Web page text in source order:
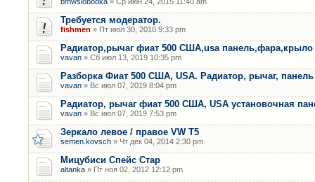
Требуется модератор.
fishmen » Пт июл 30, 2010 9:33 pm
Радиатор,рычаг фиат 500 США,usa панель,фара,крыло
vavan » Сб июл 13, 2019 10:35 pm
Разборка Фиат 500 США, USA. Радиатор, рычаг,
vavan » Вс июл 07, 2019 8:04 pm
Радиатор, рычаг фиат 500 США, USA установочная
vavan » Вс июл 07, 2019 7:53 pm
Зеркало левое / правое VW T5
semen.kovsch » Чт дек 04, 2014 2:30 pm
Мицубиси Спейс Стар
altanka » Пт ноя 02, 2012 12:12 pm